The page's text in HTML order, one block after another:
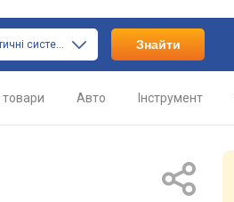
тільки акустичні системи Знайти
товари Авто Інструмент